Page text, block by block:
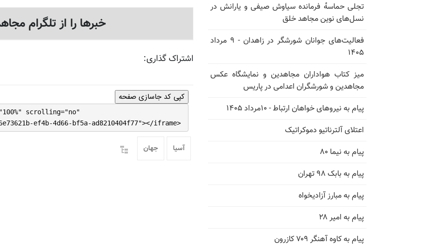
خبرها را از تلگرام
اشتراک گذاری:
کپی کد جاسازی صفحه
scrolling="no"
ef4b-4d66-bf5a-ad8210404f77"></iframe>
آسیا جهان
تجلی حماسه‌ٔ فرمانده سیاوش صیفی و یارانش در
نسل‌های نوین مجاهد خلق
فعالیت‌های جوانان شورشگر در زاهدان - ۹ مرداد
۱۴۰۵
میز کتاب هواداران مجاهدین و نمایشگاه عکس
مجاهدین و شورشگران اعدامی در پاریس
پیام به نیروهای خواهان ارتباط - ۱۰مرداد ۱۴۰۵
اعتلای آلترناتیو دموکراتیک
پیام به نیما ۸۰
پیام به بابک ۹۸ تهران
پیام به مبارز آزادیخواه
پیام به امیر ۲۸
پیام به کاوه آهنگر ۷۰۹ کازرون